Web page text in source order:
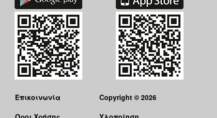
Επικοινωνία
Copyright © 2026